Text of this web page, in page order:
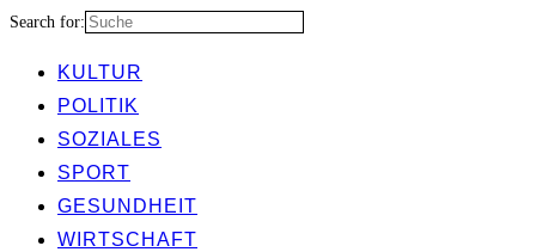
Search for:
KUL­TUR
POLI­TIK
SOZIA­LES
SPORT
GESUND­HEIT
WIRT­SCHAFT